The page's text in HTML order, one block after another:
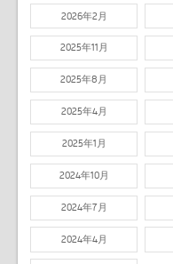
2026年2月
2025年11月
2025年8月
2025年4月
2025年1月
2024年10月
2024年7月
2024年4月